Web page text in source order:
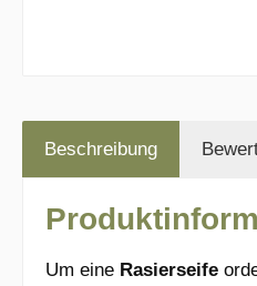
Beschreibung
Um eine Rasierseife